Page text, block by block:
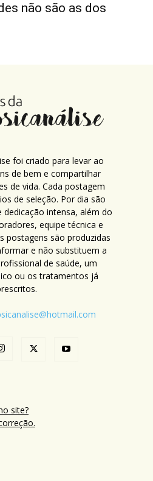
não são as dos
foi criado para levar ao
de bem e compartilhar
de vida. Cada postagem
de seleção. Por dia são
dedicação intensa, além do
equipe técnica e
postagens são produzidas
e não substituem a
de saúde, um
ou os tratamentos já
site?